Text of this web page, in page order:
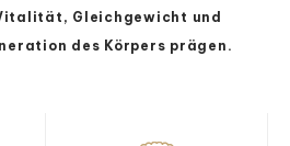
Gleichgewicht und
des Körpers prägen.